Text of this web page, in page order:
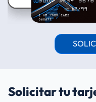
Solicitar tu